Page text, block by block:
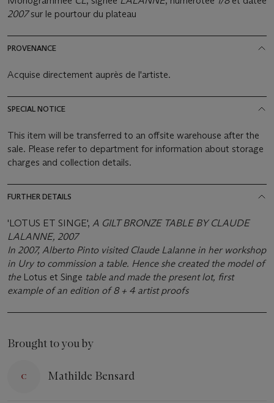
2007sur le pourtour du plateau
PROVENANCE
Acquise directement auprès de l'artiste.
SPECIAL NOTICE
This item will be transferred to an offsite warehouse after the
sale. Please refer to department for information about storage
charges and collection details.
FURTHER DETAILS
'LOTUS ET SINGE', A GILT BRONZE TABLE BY CLAUDE
LALANNE, 2007
In 2007, Alberto Pinto visited Claude Lalanne in her workshop
in Ury to commission a table. Hence she created the model of
the Lotus et Singe table and made the present lot, first
example of an edition of 8 + 4 artist proofs
Brought to you by
Mathilde Bensard